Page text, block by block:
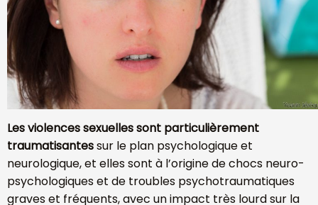
Lesviolences sexuelles sont particulièrement
traumatisantessur le plan psychologique et
neurologique, et elles sont à l’origine de chocs neuro-
psychologiques et de troubles psychotraumatiques
graves et fréquents, avec un impact très lourd sur la